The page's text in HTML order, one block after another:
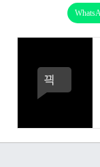
Telegram